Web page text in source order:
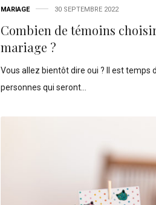
MARIAGE 30 SEPTEMBRE 2022
Combien de témoins
mariage ?
Vous allez bientôt dire oui ? Il est temps
personnes qui seront…